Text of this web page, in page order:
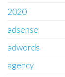
2020
adsense
adwords
agency